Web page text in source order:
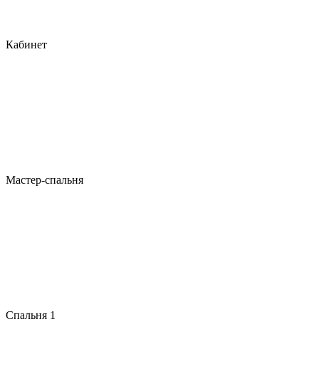
Кабинет
Мастер-спальня
Спальня 1